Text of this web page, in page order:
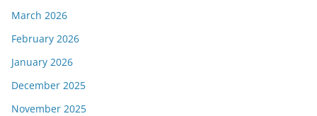
March 2026
February 2026
January 2026
December 2025
November 2025